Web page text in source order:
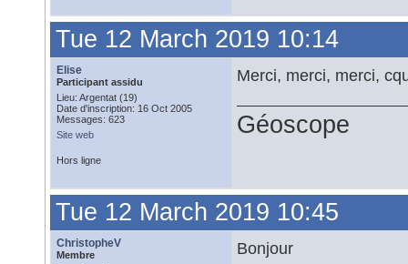
Tue 12 March 2019 10:14
Elise
Participant assidu
Lieu: Argentat (19)
Date d'inscription: 16 Oct 2005
Messages: 623
Site web
Merci, merci, merci,
Géoscope
Hors ligne
Tue 12 March 2019 10:45
ChristopheV
Membre
Bonjour